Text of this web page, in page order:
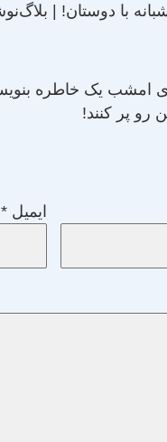
با دوستان! |
یک خاطره بنویسم
رو پر کنند!
ایمیل*